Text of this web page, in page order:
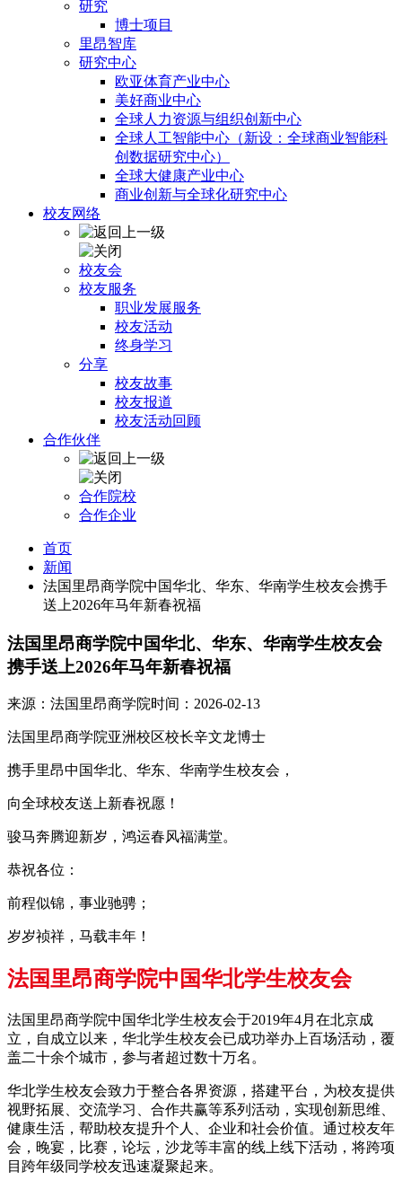
研究
博士项目
里昂智库
研究中心
欧亚体育产业中心
美好商业中心
全球人力资源与组织创新中心
全球人工智能中心（新设：全球商业智能科
创数据研究中心）
全球大健康产业中心
商业创新与全球化研究中心
校友网络
校友会
校友服务
职业发展服务
校友活动
终身学习
分享
校友故事
校友报道
校友活动回顾
合作伙伴
合作院校
合作企业
首页
新闻
法国里昂商学院中国华北、华东、华南学生校友会携手
送上2026年马年新春祝福
法国里昂商学院中国华北、华东、华南学生校友会
携手送上2026年马年新春祝福
来源：法国里昂商学院时间：2026-02-13
法国里昂商学院亚洲校区校长辛文龙博士
携手里昂中国华北、华东、华南学生校友会，
向全球校友送上新春祝愿！
骏马奔腾迎新岁，鸿运春风福满堂。
恭祝各位：
前程似锦，事业驰骋；
岁岁祯祥，马载丰年！
法国里昂商学院中国华北学生校友会
法国里昂商学院中国华北学生校友会于2019年4月在北京成
立，自成立以来，华北学生校友会已成功举办上百场活动，覆
盖二十余个城市，参与者超过数十万名。
华北学生校友会致力于整合各界资源，搭建平台，为校友提供
视野拓展、交流学习、合作共赢等系列活动，实现创新思维、
健康生活，帮助校友提升个人、企业和社会价值。通过校友年
会，晚宴，比赛，论坛，沙龙等丰富的线上线下活动，将跨项
目跨年级同学校友迅速凝聚起来。